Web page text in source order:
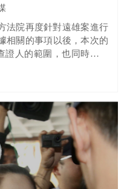
法院再度針對遠雄案進行
人的範圍，也同時引出